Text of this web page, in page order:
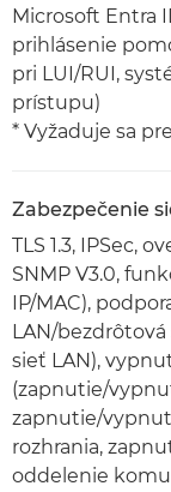
Microsoft Entra
prihlásenie
pri LUI/RUI,
prístupu)
* Vyžaduje sa
Zabezpečenie
TLS 1.3, IPSec,
SNMP V3.0,
IP/MAC),
LAN/bezdrôtová
sieť LAN),
(zapnutie/
zapnutie/
rozhrania,
oddelenie